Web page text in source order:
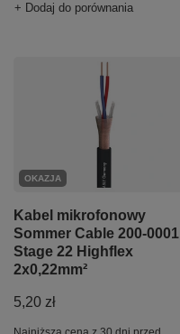
+ Dodaj do porównania
OKAZJA
Kabel mikrofonowy
Sommer Cable 200-0001
Stage 22 Highflex
2x0,22mm²
5,20 zł